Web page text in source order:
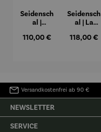
Seidensch
al |
Fries –
Regulärer Preis:
110,00 €
Seidensch
al | La
et la
118,00 €
Versandkostenfrei ab 90 €
NEWSLETTER
SERVICE